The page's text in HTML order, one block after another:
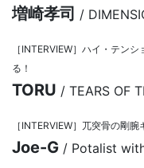
増崎孝司 /
［INTERVIEW］ハイ・テン
る！
TORU / TEARS OF
［INTERVIEW］兀突骨の剛
Joe-G / Potalist